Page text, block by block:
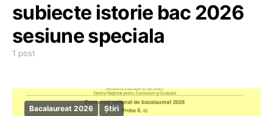
subiecte istorie bac 2026
sesiune speciala
1 post
Bacalaureat 2026 Știri